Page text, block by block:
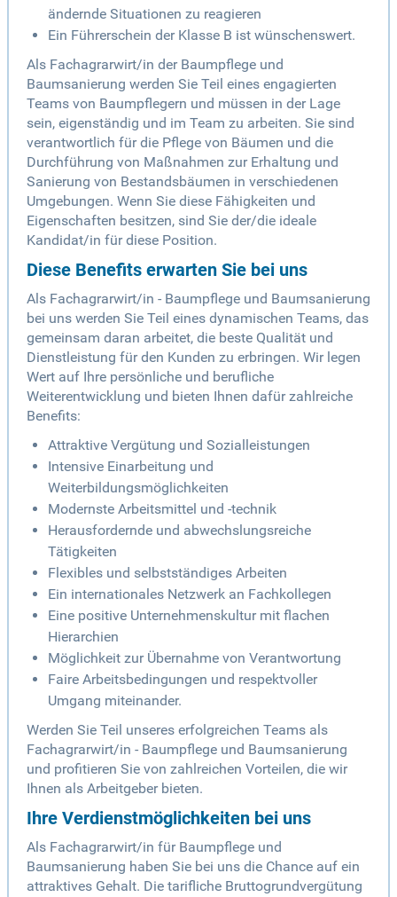
ändernde Situationen zu reagieren
Ein Führerschein der Klasse B ist wünschenswert.
Als Fachagrarwirt/in der Baumpflege und
Baumsanierung werden Sie Teil eines engagierten
Teams von Baumpflegern und müssen in der Lage
sein, eigenständig und im Team zu arbeiten. Sie sind
verantwortlich für die Pflege von Bäumen und die
Durchführung von Maßnahmen zur Erhaltung und
Sanierung von Bestandsbäumen in verschiedenen
Umgebungen. Wenn Sie diese Fähigkeiten und
Eigenschaften besitzen, sind Sie der/die ideale
Kandidat/in für diese Position.
Diese Benefits erwarten Sie bei uns
Als Fachagrarwirt/in - Baumpflege und Baumsanierung
bei uns werden Sie Teil eines dynamischen Teams, das
gemeinsam daran arbeitet, die beste Qualität und
Dienstleistung für den Kunden zu erbringen. Wir legen
Wert auf Ihre persönliche und berufliche
Weiterentwicklung und bieten Ihnen dafür zahlreiche
Benefits:
Attraktive Vergütung und Sozialleistungen
Intensive Einarbeitung und
Weiterbildungsmöglichkeiten
Modernste Arbeitsmittel und -technik
Herausfordernde und abwechslungsreiche
Tätigkeiten
Flexibles und selbstständiges Arbeiten
Ein internationales Netzwerk an Fachkollegen
Eine positive Unternehmenskultur mit flachen
Hierarchien
Möglichkeit zur Übernahme von Verantwortung
Faire Arbeitsbedingungen und respektvoller
Umgang miteinander.
Werden Sie Teil unseres erfolgreichen Teams als
Fachagrarwirt/in - Baumpflege und Baumsanierung
und profitieren Sie von zahlreichen Vorteilen, die wir
Ihnen als Arbeitgeber bieten.
Ihre Verdienstmöglichkeiten bei uns
Als Fachagrarwirt/in für Baumpflege und
Baumsanierung haben Sie bei uns die Chance auf ein
attraktives Gehalt. Die tarifliche Bruttogrundvergütung